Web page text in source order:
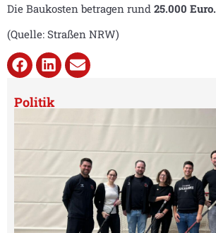
Die Baukosten betragen rund 25.000 Euro.
(Quelle: Straßen NRW)
Politik